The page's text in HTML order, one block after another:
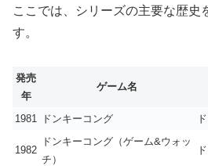
ここでは、シリーズの主要な歴史
す。
発売
年
ゲーム名
1981 ドンキーコング
1982
ドンキーコング（ゲーム&ウォッ
チ）